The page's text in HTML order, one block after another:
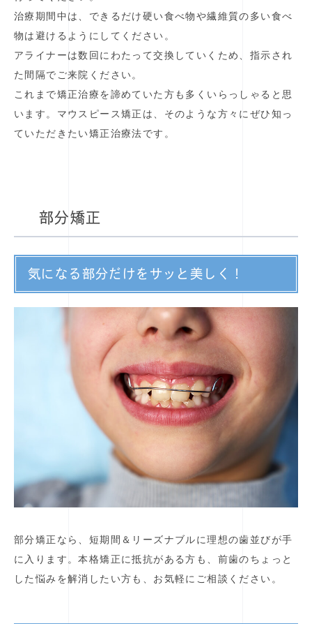
治療期間中は、できるだけ硬い食べ物や繊維質の多い食べ
物は避けるようにしてください。
アライナーは数回にわたって交換していくため、指示され
た間隔でご来院ください。
これまで矯正治療を諦めていた方も多くいらっしゃると思
います。マウスピース矯正は、そのような方々にぜひ知っ
ていただきたい矯正治療法です。
部分矯正
気になる部分だけをサッと美しく！
部分矯正なら、短期間＆リーズナブルに理想の歯並びが手
に入ります。本格矯正に抵抗がある方も、前歯のちょっと
した悩みを解消したい方も、お気軽にご相談ください。